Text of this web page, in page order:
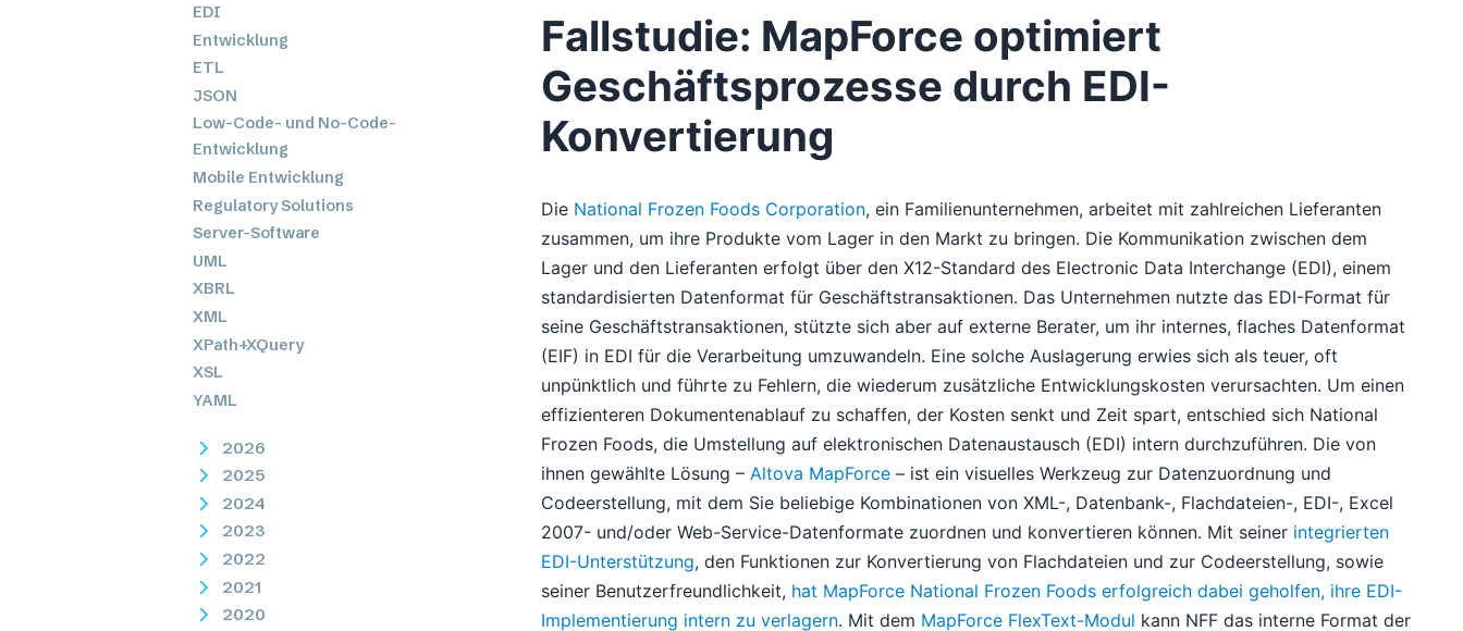
EDI
Entwicklung
ETL
JSON
Low-Code- und No-Code-
Entwicklung
Mobile Entwicklung
Regulatory Solutions
Server-Software
UML
XBRL
XML
XPath+XQuery
XSL
YAML
2026
2025
2024
2023
2022
2021
2020
Fallstudie: MapForce optimiert
Geschäftsprozesse durch EDI-
Konvertierung
Die National Frozen Foods Corporation, ein Familienunternehmen, arbeitet mit zahlreichen Lieferanten
zusammen, um ihre Produkte vom Lager in den Markt zu bringen. Die Kommunikation zwischen dem
Lager und den Lieferanten erfolgt über den X12-Standard des Electronic Data Interchange (EDI), einem
standardisierten Datenformat für Geschäftstransaktionen. Das Unternehmen nutzte das EDI-Format für
seine Geschäftstransaktionen, stützte sich aber auf externe Berater, um ihr internes, flaches Datenformat
(EIF) in EDI für die Verarbeitung umzuwandeln. Eine solche Auslagerung erwies sich als teuer, oft
unpünktlich und führte zu Fehlern, die wiederum zusätzliche Entwicklungskosten verursachten. Um einen
effizienteren Dokumentenablauf zu schaffen, der Kosten senkt und Zeit spart, entschied sich National
Frozen Foods, die Umstellung auf elektronischen Datenaustausch (EDI) intern durchzuführen. Die von
ihnen gewählte Lösung –Altova MapForce – ist ein visuelles Werkzeug zur Datenzuordnung und
Codeerstellung, mit dem Sie beliebige Kombinationen von XML-, Datenbank-, Flachdateien-, EDI-, Excel
2007- und/oder Web-Service-Datenformate zuordnen und konvertieren können. Mit seiner integrierten
EDI-Unterstützung, den Funktionen zur Konvertierung von Flachdateien und zur Codeerstellung, sowie
seiner Benutzerfreundlichkeit, hat MapForce National Frozen Foods erfolgreich dabei geholfen, ihre EDI-
Implementierung intern zu verlagern. Mit dem MapForce FlexText-Modul kann NFF das interne Format der